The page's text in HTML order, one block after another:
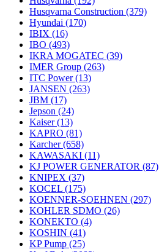
Husqvarna Construction (379)
Hyundai (170)
IBIX (16)
IBO (493)
IKRA MOGATEC (39)
IMER Group (263)
ITC Power(13)
JANSEN (263)
JBM (17)
Jepson (24)
Kaiser(13)
KAPRO (81)
Karcher(658)
KAWASAKI (11)
KJ POWER GENERATOR (87)
KNIPEX (37)
KOCEL (175)
KOENNER-SOEHNEN (297)
KOHLER SDMO (26)
KONEKTO (4)
KOSHIN (41)
KP Pump (25)